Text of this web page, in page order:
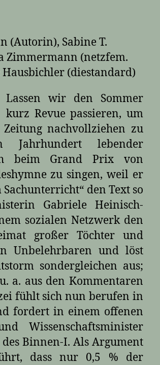
(Autorin), Sabine T.
Zimmermann (netzfem.
(diestandard)
Lassen wir den Sommer
kurz Revue passieren, um
nachvollziehen zu
lebender
beim Grand Prix von
zu singen, weil er
den Text so
Gabriele Heinisch-
sozialen Netzwerk den
großer Töchter und
Unbelehrbaren und löst
sondergleichen aus;
a. aus den Kommentaren
fühlt sich nun berufen in
fordert in einem offenen
Wissenschaftsminister
Binnen-I. Als Argument
dass nur 0,5 % der